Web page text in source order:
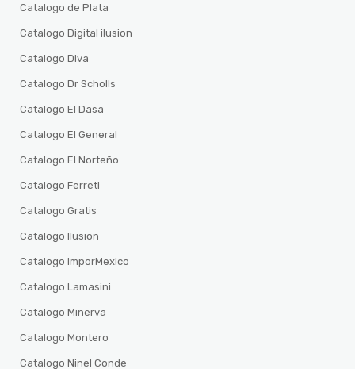
Catalogo de Plata
Catalogo Digital ilusion
Catalogo Diva
Catalogo Dr Scholls
Catalogo El Dasa
Catalogo El General
Catalogo El Norteño
Catalogo Ferreti
Catalogo Gratis
Catalogo Ilusion
Catalogo ImporMexico
Catalogo Lamasini
Catalogo Minerva
Catalogo Montero
Catalogo Ninel Conde